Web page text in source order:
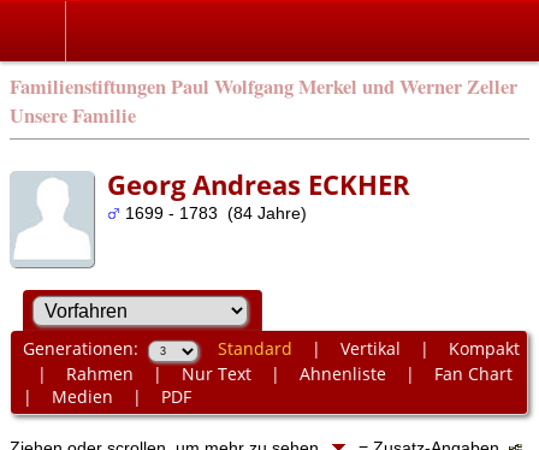
Familienstiftungen Paul Wolfgang Merkel und Werner Zeller
Unsere Familie
Georg Andreas ECKHER
1699 - 1783 (84 Jahre)
Generationen: Standard | Vertikal | Kompakt
| Rahmen | Nur Text| Ahnenliste| Fan Chart
| Medien | PDF